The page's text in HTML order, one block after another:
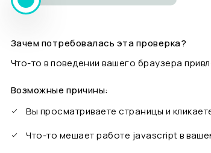
Зачем потребовалась эта проверка?
Что-то в поведении вашего браузера
Возможные причины:
Вы просматриваете страницы и
Что-то мешает работе javascript в